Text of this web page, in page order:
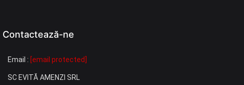
Contactează-ne
Email : [email protected]
SC EVITĂ AMENZI SRL